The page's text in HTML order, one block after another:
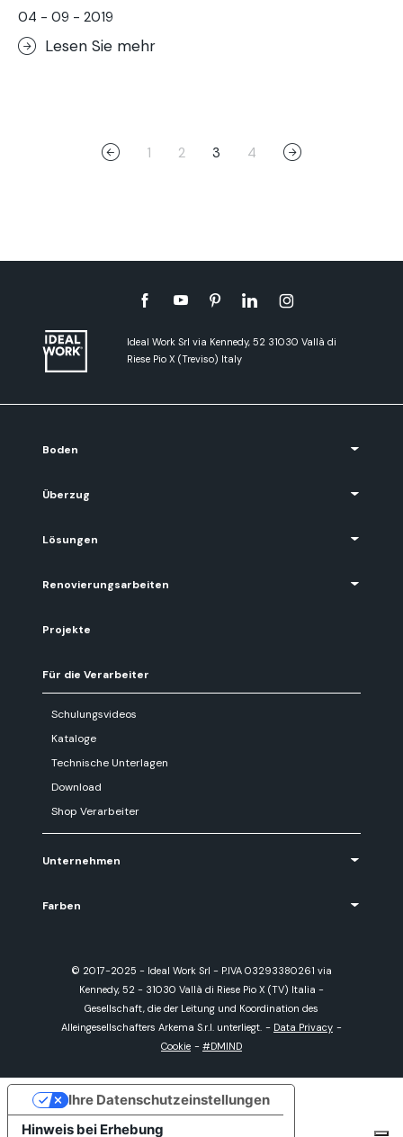
04 - 09 - 2019
Lesen Sie mehr
1 2 3 4
Ideal Work Srl via Kennedy, 52 31030 Vallà di
Riese Pio X (Treviso) Italy
Boden
Überzug
Lösungen
Renovierungsarbeiten
Projekte
Für die Verarbeiter
Schulungsvideos
Kataloge
Technische Unterlagen
Download
Shop Verarbeiter
Unternehmen
Farben
© 2017-2025 - Ideal Work Srl - P.IVA 03293380261 via
Kennedy, 52 - 31030 Vallà di Riese Pio X (TV) Italia -
Gesellschaft, die der Leitung und Koordination des
Alleingesellschafters Arkema S.r.l. unterliegt. - Data Privacy -
Cookie - #DMIND
Hinweis bei Erhebung
Ihre Datenschutzeinstellungen